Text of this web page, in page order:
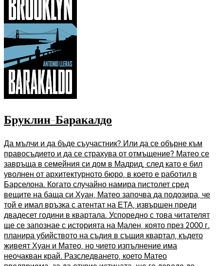
Бруклин-Баракалдо
Да мълчи и да бъде съучастник? Или да се обърне към
правосъдието и да се страхува от отмъщение? Матео се
завръща в семейния си дом в Мадрид, след като е бил
уволнен от архитектурното бюро, в което е работил в
Барселона. Когато случайно намира пистолет сред
вещите на баща си Хуан, Матео започва да подозира, че
той е имал връзка с атентат на ЕТА, извършен преди
двадесет години в квартала. Успоредно с това читателят
ще се запознае с историята на Мален, която през 2000 г.
планира убийството на съдия в същия квартал, където
живеят Хуан и Матео, но чието изпълнение има
неочакван край. Разследването, което Матео